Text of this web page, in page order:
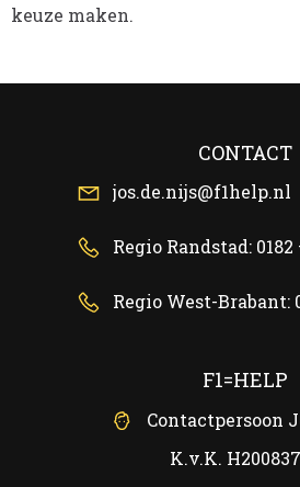
keuze maken.
CONTACT
jos.de.nijs@f1help.nl
Regio Randstad: 0182
Regio West-Brabant:
F1=HELP
Contactpersoon
K.v.K.